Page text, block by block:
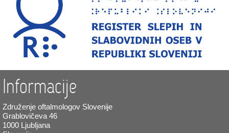
Informacije
Združenje oftalmologov Slovenije
Grablovičeva 46
1000 Ljubljana